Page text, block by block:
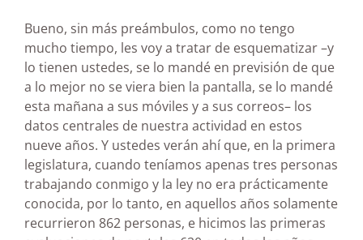
Bueno, sin más preámbulos, como no tengo
mucho tiempo, les voy a tratar de esquematizar –y
lo tienen ustedes, se lo mandé en previsión de que
a lo mejor no se viera bien la pantalla, se lo mandé
esta mañana a sus móviles y a sus correos– los
datos centrales de nuestra actividad en estos
nueve años. Y ustedes verán ahí que, en la primera
legislatura, cuando teníamos apenas tres personas
trabajando conmigo y la ley no era prácticamente
conocida, por lo tanto, en aquellos años solamente
recurrieron 862 personas, e hicimos las primeras